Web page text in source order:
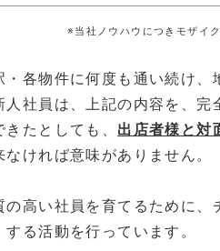
※当社ノウハウにつきモザイ
・各物件に何度も通い続け
社員は、上記の内容を、完
たとしても、 出店者様と対
ければ意味がありません。
の高い社員を育てるために
する活動を行っています。